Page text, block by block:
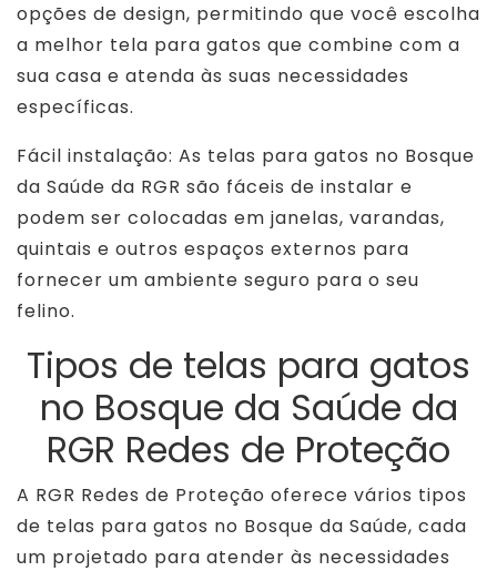
opções de design, permitindo que você escolha
a melhor tela para gatos que combine com a
sua casa e atenda às suas necessidades
específicas.
Fácil instalação: As telas para gatos no Bosque
da Saúde da RGR são fáceis de instalar e
podem ser colocadas em janelas, varandas,
quintais e outros espaços externos para
fornecer um ambiente seguro para o seu
felino.
Tipos de telas para gatos
no Bosque da Saúde da
RGR Redes de Proteção
A RGR Redes de Proteção oferece vários tipos
de telas para gatos no Bosque da Saúde, cada
um projetado para atender às necessidades